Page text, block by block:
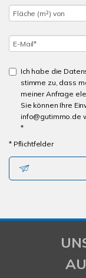
Ich habe die
stimme zu, dass
meiner Anfrage
Sie können Ihre
info@gutimmo.de
*
* Pflichtfelder